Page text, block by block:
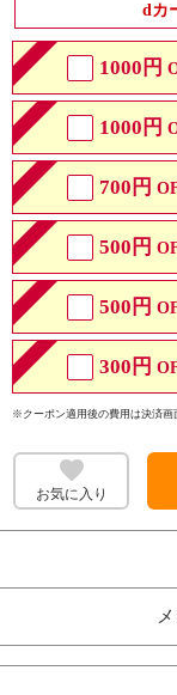
dカ
1000円
1000円
700円
500円
500円
300円
※クーポン適用後の費用は決済画
お気に入り